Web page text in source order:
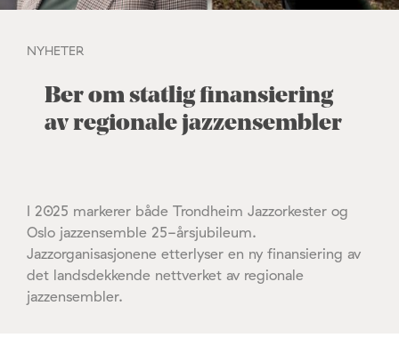
NYHETER
Ber om statlig finansiering
av regionale jazzensembler
I 2025 markerer både Trondheim Jazzorkester og
Oslo jazzensemble 25-årsjubileum.
Jazzorganisasjonene etterlyser en ny finansiering av
det landsdekkende nettverket av regionale
jazzensembler.